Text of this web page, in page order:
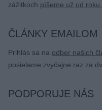
zážitkoch píšeme už od roku
ČLÁNKY EMAILOM
Prihlás sa na odber našich
posielame zvyčajne raz za
PODPORUJE NÁS